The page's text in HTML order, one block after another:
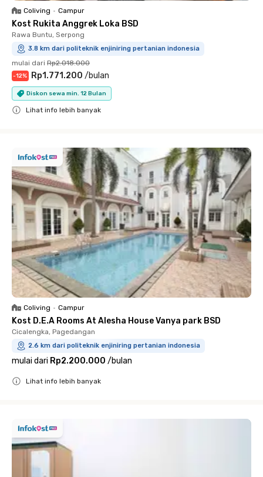
Coliving • Campur
Kost Rukita Anggrek Loka BSD
Rawa Buntu, Serpong
3.8 km dari politeknik enjiniring pertanian indonesia
mulai dari Rp2.018.000
-12% Rp1.771.200 /bulan
Diskon sewa min. 12 Bulan
Lihat info lebih banyak
Coliving • Campur
Kost D.E.A Rooms At Alesha House Vanya park BSD
Cicalengka, Pagedangan
2.6 km dari politeknik enjiniring pertanian indonesia
mulai dari Rp2.200.000 /bulan
Lihat info lebih banyak